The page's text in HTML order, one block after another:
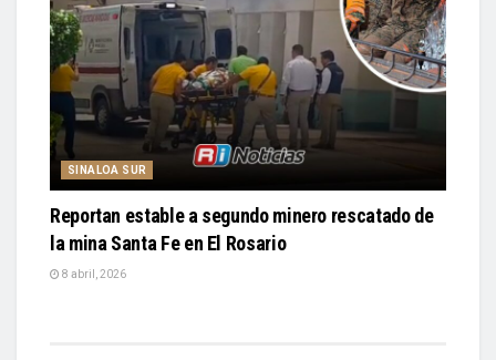
SINALOA SUR
Reportan estable a segundo minero rescatado de
la mina Santa Fe en El Rosario
8 abril, 2026